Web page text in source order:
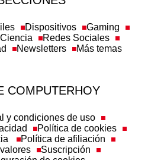
Dispositivos
Gaming
Ciencia
Redes Sociales
Newsletters Más temas
COMPUTERHOY
y condiciones de uso
Política de cookies
Política de afiliación
Suscripción